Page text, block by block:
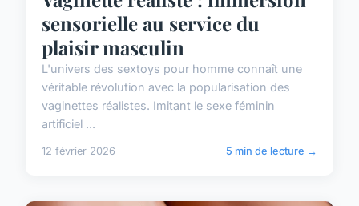
sensorielle au service du
plaisir masculin
L'univers des sextoys pour homme connaît une
véritable révolution avec la popularisation des
vaginettes réalistes. Imitant le sexe féminin
artificiel ...
12 février 2026 5 min de lecture →